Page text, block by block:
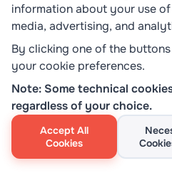
wp search-replace
'https://
path=/var/www/html
Los Submenús
El JavaScript del tema
information about your use
media, advertising, and
By clicking one of the
your cookie preferences.
Note: Some technical
regardless of your choice.
Accept All
Cookies